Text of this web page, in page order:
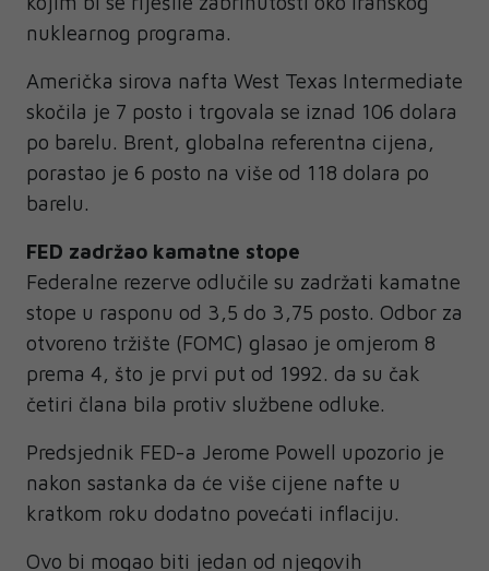
nuklearnog programa.
Američka sirova nafta West Texas Intermediate
skočila je 7 posto i trgovala se iznad 106 dolara
po barelu. Brent, globalna referentna cijena,
porastao je 6 posto na više od 118 dolara po
barelu.
FED zadržao kamatne stope
Federalne rezerve odlučile su zadržati kamatne
stope u rasponu od 3,5 do 3,75 posto. Odbor za
otvoreno tržište (FOMC) glasao je omjerom 8
prema 4, što je prvi put od 1992. da su čak
četiri člana bila protiv službene odluke.
Predsjednik FED-a Jerome Powell upozorio je
nakon sastanka da će više cijene nafte u
kratkom roku dodatno povećati inflaciju.
Ovo bi mogao biti jedan od njegovih